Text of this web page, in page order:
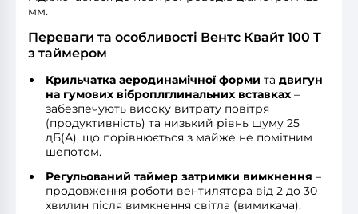
мм.
Переваги та особливості Вентс Квайт 100 Т
з таймером
Крильчатка аеродинамічної форми та двигун
на гумових віброплглинальних вставках –
забезпечують високу витрату повітря
(продуктивність) та низький рівнь шуму 25
дБ(А), що порівнюється з майже не помітним
шепотом.
Регульований таймер затримки вимкнення –
продовження роботи вентилятора від 2 до 30
хвилин після вимкнення світла (вимикача).